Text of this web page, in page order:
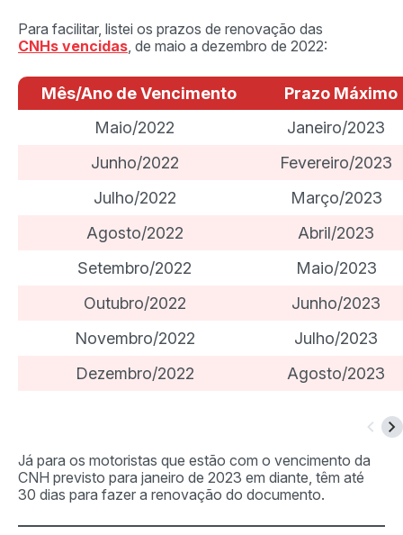
Para facilitar, listei os prazos de renovação das
CNHs vencidas , de maio a dezembro de 2022:
Mês/Ano de Vencimento
Prazo Máximo
Maio/2022
Janeiro/2023
Junho/2022
Fevereiro/2023
Julho/2022
Março/2023
Agosto/2022
Abril/2023
Setembro/2022
Maio/2023
Outubro/2022
Junho/2023
Novembro/2022
Julho/2023
Dezembro/2022
Agosto/2023
Já para os motoristas que estão com o vencimento da
CNH previsto para janeiro de 2023 em diante, têm até
30 dias para fazer a renovação do documento.